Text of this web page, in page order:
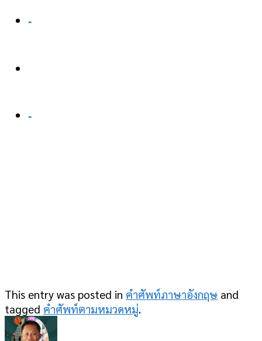
-
-
This entry was posted in คำศัพท์ภาษาอังกฤษ and
tagged คำศัพท์ตามหมวดหมู่.